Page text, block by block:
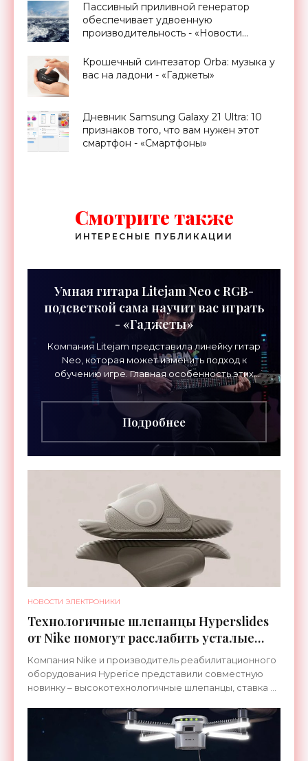
Пассивный приливной генератор
обеспечивает удвоенную
производительность - «Новости
Крошечный синтезатор Orba: музыка у
вас на ладони - «Гаджеты»
Дневник Samsung Galaxy 21 Ultra: 10
признаков того, что вам нужен этот
смартфон - «Смартфоны»
Смотрите также
ИНТЕРЕСНЫЕ ПУБЛИКАЦИИ
Умная гитара Litejam Neo с RGB-
подсветкой сама научит вас играть
- «Гаджеты»
Компания Litejam представила линейку гитар
Neo, которая может изменить подход к
обучению игре. Главная особенность этих
инструментов – встроенная RGB-подсветка
грифа. Светодиоды
Подробнее
НОВОСТИ ЭЛЕКТРОНИКИ
Технологичные шлепанцы Hyperslides
от Nike помогут расслабить усталые
ноги после тренировки - «Гаджеты»
Компания Nike и производитель реабилитационного
оборудования Hyperice представили совместную
новинку – высокотехнологичные шлепанцы, ставка в